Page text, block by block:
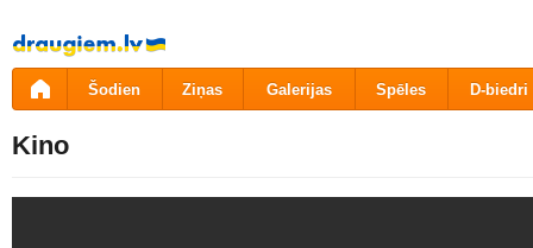
Pāriet
uz
saturu
Šodien Ziņas Galerijas Spēles D-biedri
Kino